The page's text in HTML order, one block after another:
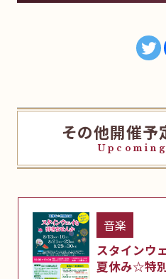
その他開催予
音楽
スタインウ
夏休み☆特